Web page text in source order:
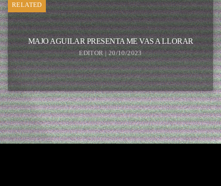
RELATED
MAJO AGUILAR PRESENTA ME VAS A LLORAR
EDITOR | 20/10/2023